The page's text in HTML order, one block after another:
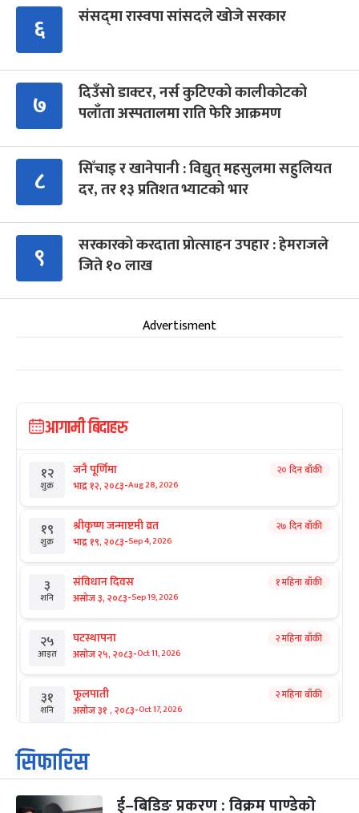
६ संसद्‍मा रास्वपा सांसदले खोजे सरकार
७
दिउँसो डाक्टर, नर्स कुटिएको कालीकोटको
पलाँता अस्पतालमा राति फेरि आक्रमण
८
सिँचाइ र खानेपानी : विद्युत् महसुलमा सहुलियत
दर, तर १३ प्रतिशत भ्याटको भार
९
सरकारको करदाता प्रोत्साहन उपहार : हेमराजले
जिते १० लाख
Advertisment
आगामी बिदाहरु
१२
शुक्र
जनै पूर्णिमा
भाद्र १२, २०८३-Aug 28, 2026
२० दिन बाँकी
१९
शुक्र
श्रीकृष्ण जन्माष्टमी व्रत
भाद्र १९, २०८३-Sep 4, 2026
२७ दिन बाँकी
३
शनि
संविधान दिवस
असोज ३, २०८३-Sep 19, 2026
१ महिना बाँकी
२५
आइत
घटस्थापना
असोज २५, २०८३-Oct 11, 2026
२ महिना बाँकी
३१
शनि
फूलपाती
असोज ३१ , २०८३-Oct 17, 2026
२ महिना बाँकी
१
आइत
कार्तिक सङ्क्रान्ति
कार्तिक १, २०८३
महानवमी २ महिना बाँकी
सिफारिस
ई–बिडिङ प्रकरण : विक्रम पाण्डेको